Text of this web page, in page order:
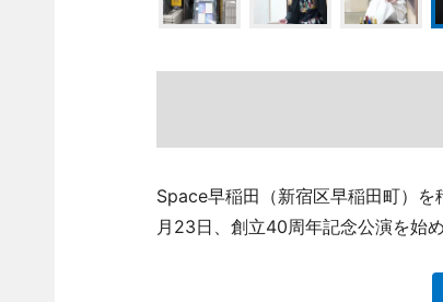
Space早稲田（新宿区早稲田町）
月23日、創立40周年記念公演を始め